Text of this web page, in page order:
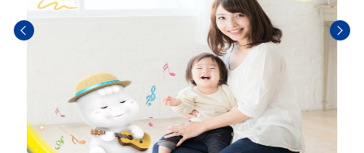
Sebel
umn
Berik
utny